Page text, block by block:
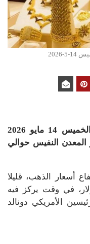
سجل سعر الذهب في مصر اليوم الخميس 14 مايو 2026
النفيس حوالي
أسعار الذهب، قليلا
في وقت يركز فيه
الأمريكي دونالد